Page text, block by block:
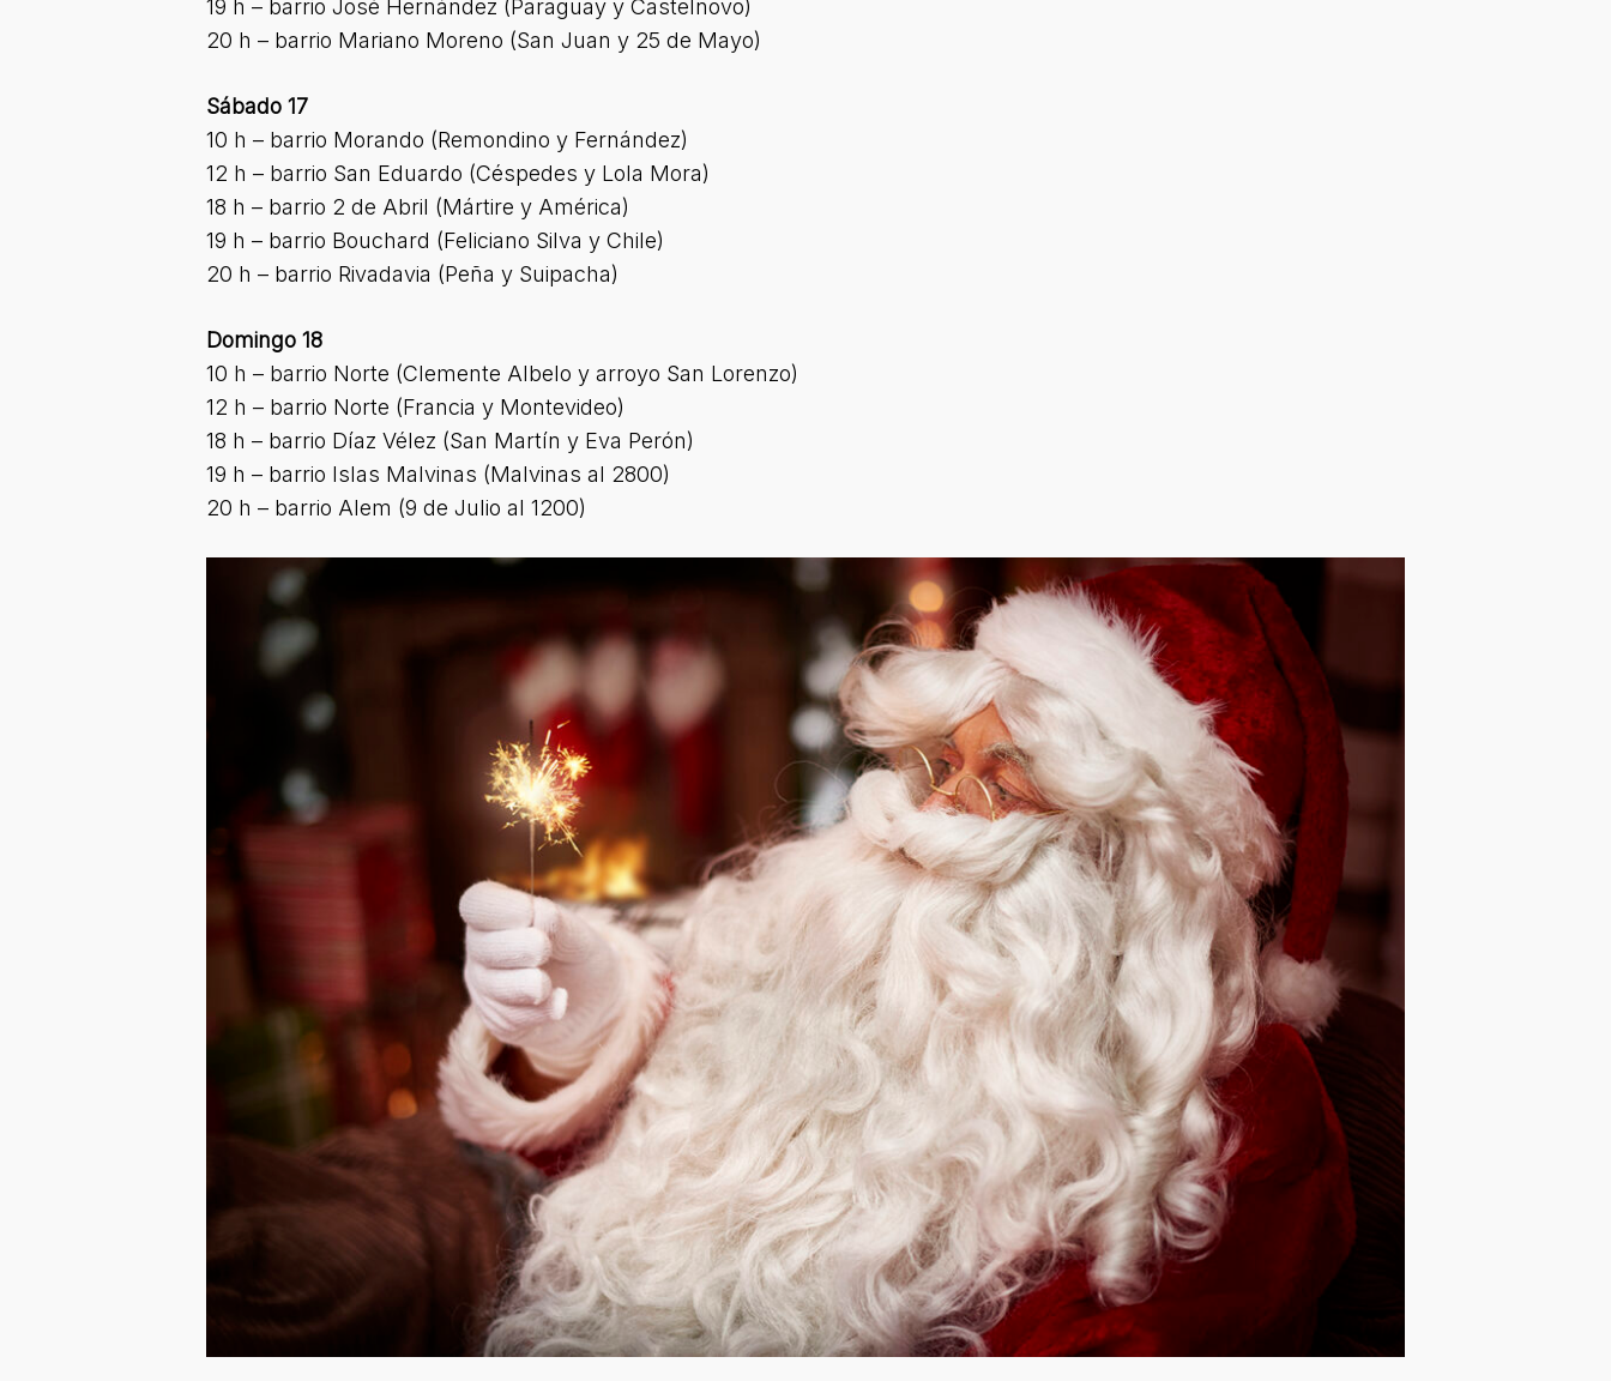
19 h – barrio José Hernández (Paraguay y Castelnovo)
20 h – barrio Mariano Moreno (San Juan y 25 de Mayo)
Sábado 17
10 h – barrio Morando (Remondino y Fernández)
12 h – barrio San Eduardo (Céspedes y Lola Mora)
18 h – barrio 2 de Abril (Mártire y América)
19 h – barrio Bouchard (Feliciano Silva y Chile)
20 h – barrio Rivadavia (Peña y Suipacha)
Domingo 18
10 h – barrio Norte (Clemente Albelo y arroyo San Lorenzo)
12 h – barrio Norte (Francia y Montevideo)
18 h – barrio Díaz Vélez (San Martín y Eva Perón)
19 h – barrio Islas Malvinas (Malvinas al 2800)
20 h – barrio Alem (9 de Julio al 1200)